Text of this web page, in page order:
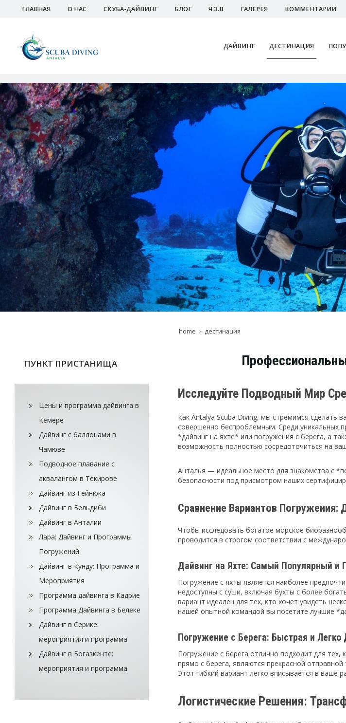
ГЛАВНАЯ О НАС СКУБА-ДАЙВИНГ БЛОГ Ч.З.В ГАЛЕРЕЯ КОММЕНТАРИИ
ДАЙВИНГ ДЕСТИНАЦИЯ
home дестинация
Исследуйте Подводный Мир
Как Antalya Scuba Diving, мы стремимся
совершенно беспроблемным. Среди уникальных
*дайвинг на яхте* или погружения с берега, а
возможность полностью сосредоточиться на
Анталья — идеальное место для знакомства с
безопасности под присмотром наших
Сравнение Вариантов Погружения:
Чтобы исследовать богатое морское
проводится в строгом соответствии с
Дайвинг на Яхте: Самый Популярный и
Погружение с яхты является наиболее
недоступны с суши, включая бухты с более
вариант идеален для тех, кто хочет увидеть
нашей опытной командой вы посетите лучшие
Погружение с Берега: Быстрая и Легко
Погружение с берега отлично подходит для
прямо с берега, являются прекрасной
Этот гибкий вариант легко вписывается в ваше
Логистические Решения:
ПУНКТ ПРИСТАНИЩА
Цены и программа дайвинга в
Кемере
Дайвинг с баллонами в
Чамюве
Подводное плавание с
аквалангом в Текирове
Дайвинг из Гёйнюка
Дайвинг в Бельдиби
Дайвинг в Анталии
Лара: Дайвинг и Программы
Погружений
Дайвинг в Кунду: Программа и
Мероприятия
Программа дайвинга в Кадрие
Программа Дайвинга в Белеке
Дайвинг в Серике:
мероприятия и программа
Дайвинг в Богазкенте:
мероприятия и программа